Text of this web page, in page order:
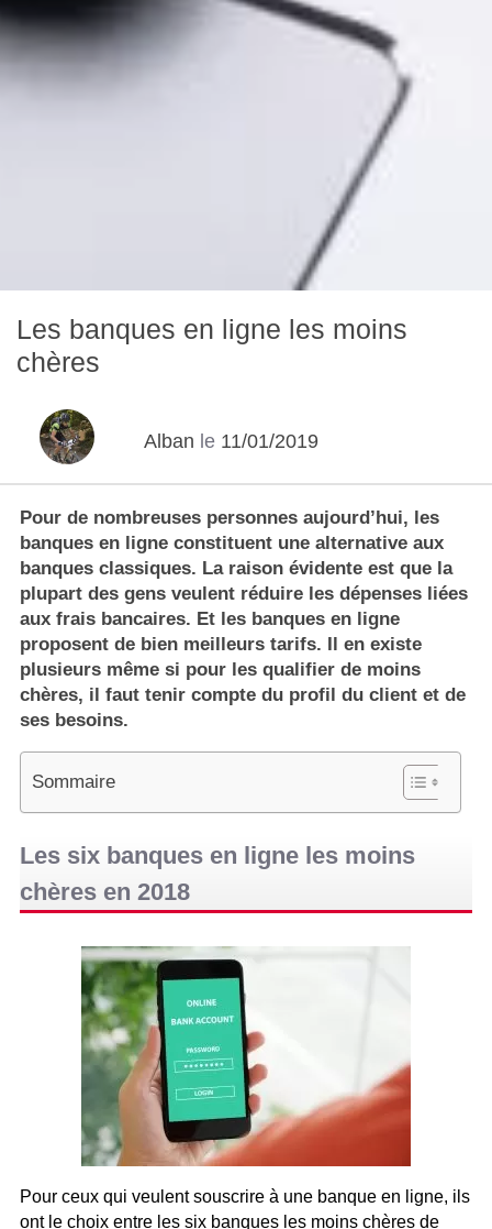
Les banques en ligne les moins
chères
Alban le 11/01/2019
Pour de nombreuses personnes aujourd’hui, les
banques en ligne constituent une alternative aux
banques classiques. La raison évidente est que la
plupart des gens veulent réduire les dépenses liées
aux frais bancaires. Et les banques en ligne
proposent de bien meilleurs tarifs. Il en existe
plusieurs même si pour les qualifier de moins
chères, il faut tenir compte du profil du client et de
ses besoins.
Sommaire
Les six banques en ligne les moins
chères en 2018
Pour ceux qui veulent souscrire à une banque en ligne, ils
ont le choix entre les six banques les moins chères de